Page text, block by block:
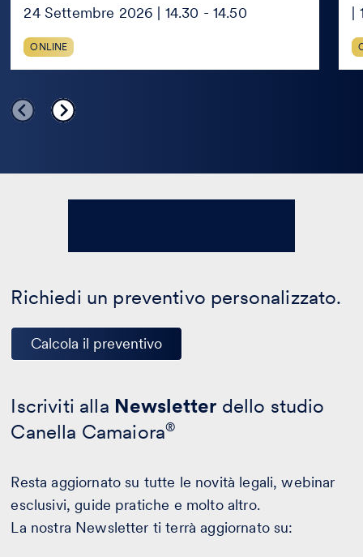
24 Settembre 2026 | 14.30 - 14.50
ONLINE
Richiedi un preventivo personalizzato.
Calcola il preventivo
Iscriviti alla Newsletter dello studio
Canella Camaiora®
Resta aggiornato su tutte le novità legali, webinar
esclusivi, guide pratiche e molto altro.
La nostra Newsletter ti terrà aggiornato su: